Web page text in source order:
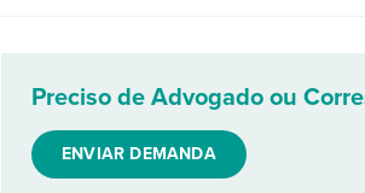
Preciso de Advogado ou
ENVIAR DEMANDA